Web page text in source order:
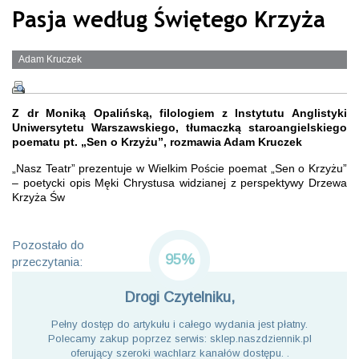
Pasja według Świętego Krzyża
Adam Kruczek
Z dr Moniką Opalińską, filologiem z Instytutu Anglistyki
Uniwersytetu Warszawskiego, tłumaczką staroangielskiego
poematu pt. „Sen o Krzyżu”, rozmawia Adam Kruczek
„Nasz Teatr” prezentuje w Wielkim Poście poemat „Sen o Krzyżu”
– poetycki opis Męki Chrystusa widzianej z perspektywy Drzewa
Krzyża Św
Pozostało do
przeczytania:
95%
Drogi Czytelniku,
Pełny dostęp do artykułu i całego wydania jest płatny.
Polecamy zakup poprzez serwis: sklep.naszdziennik.pl
oferujący szeroki wachlarz kanałów dostępu. .